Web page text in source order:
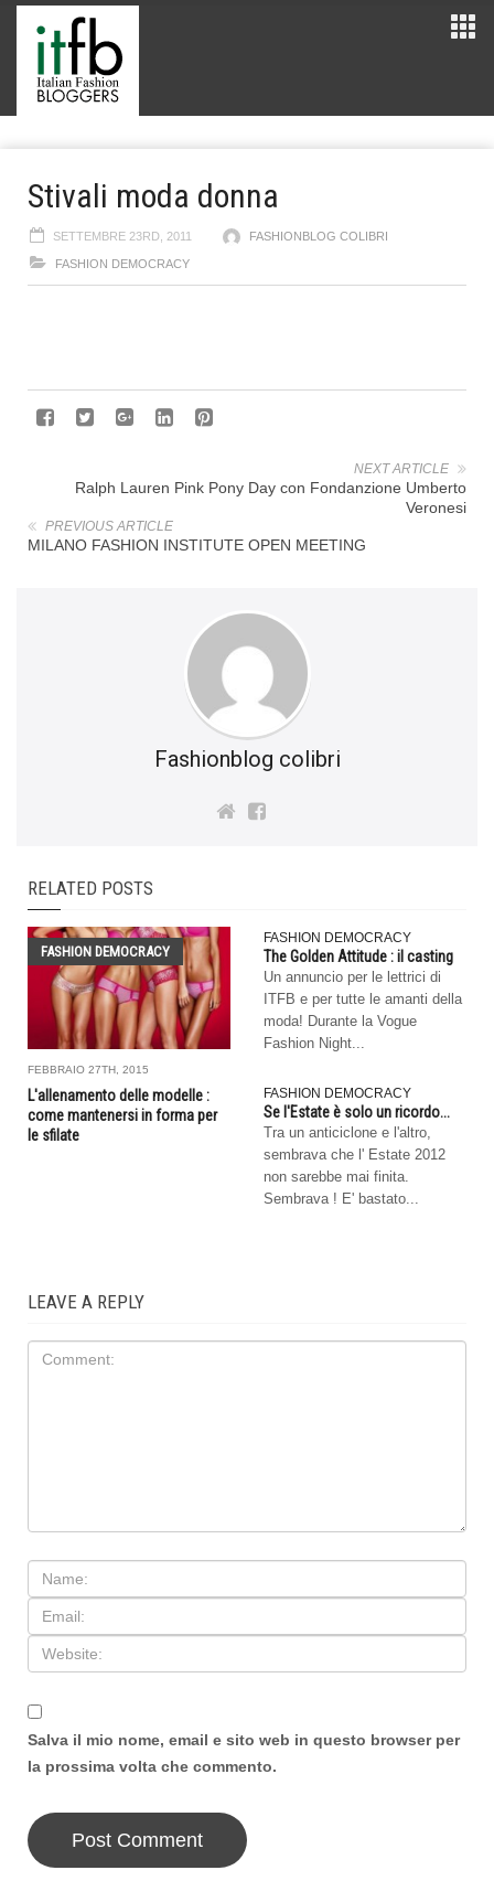
Stivali moda donna
SETTEMBRE 23RD, 2011 FASHIONBLOG COLIBRI
FASHION DEMOCRACY
NEXT ARTICLE
Ralph Lauren Pink Pony Day con Fondanzione Umberto
Veronesi
PREVIOUS ARTICLE
MILANO FASHION INSTITUTE OPEN MEETING
Fashionblog colibri
RELATED POSTS
FASHION DEMOCRACY
FEBBRAIO 27TH, 2015
L'allenamento delle modelle :
come mantenersi in forma per
le sfilate
FASHION DEMOCRACY
The Golden Attitude : il casting
Un annuncio per le lettrici di
ITFB e per tutte le amanti della
moda! Durante la Vogue
Fashion Night...
FASHION DEMOCRACY
Se l'Estate è solo un ricordo...
Tra un anticiclone e l'altro,
sembrava che l' Estate 2012
non sarebbe mai finita.
Sembrava ! E' bastato...
LEAVE A REPLY
Salva il mio nome, email e sito web in questo browser per
la prossima volta che commento.